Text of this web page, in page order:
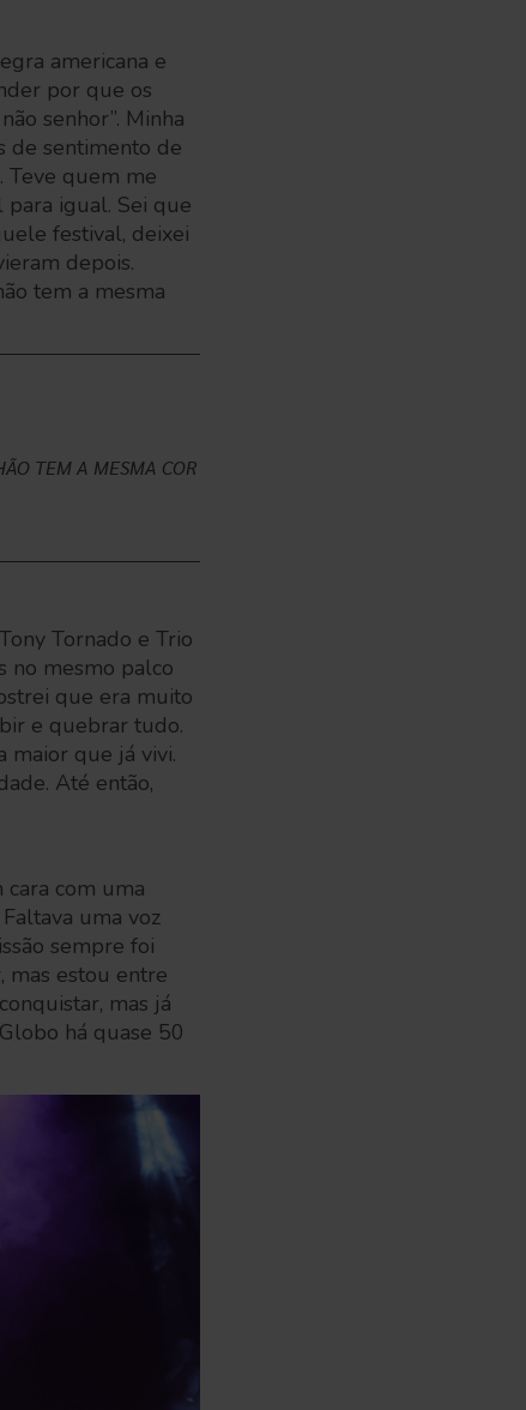
americana e
por que os
senhor”. Minha
de sentimento de
Teve quem me
para igual. Sei que
festival, deixei
depois.
tem a mesma
TEM A MESMA COR
Tornado e Trio
no mesmo palco
que era muito
e quebrar tudo.
maior que já vivi.
Até então,
com uma
uma voz
sempre foi
mas estou entre
mas já
há quase 50